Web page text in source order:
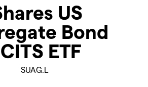
US
Bond
ETF
SUAG.L